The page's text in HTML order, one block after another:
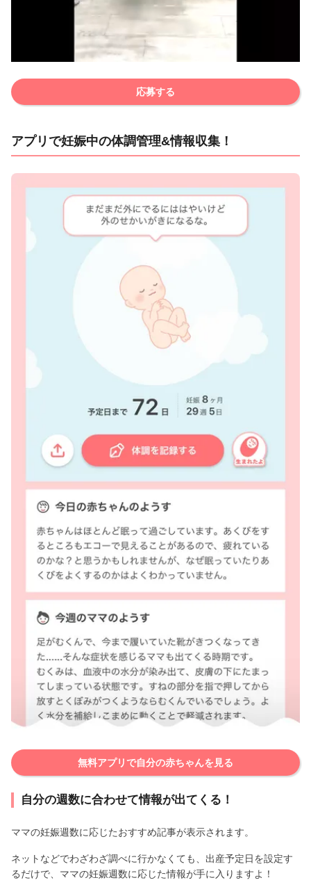
応募する
アプリで妊娠中の体調管理&情報収集！
無料アプリで自分の赤ちゃんを見る
自分の週数に合わせて情報が出てくる！
ママの妊娠週数に応じたおすすめ記事が表示されます。
ネットなどでわざわざ調べに行かなくても、出産予定日を設定す
るだけで、ママの妊娠週数に応じた情報が手に入りますよ！